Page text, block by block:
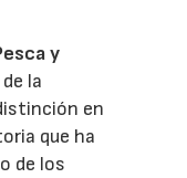
y
la
en
que ha
de los